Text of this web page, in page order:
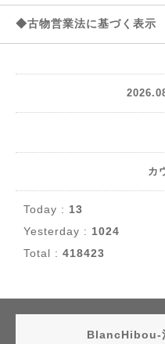
◆古物営業法に基づく表示
カ
Today : 13
Yesterday : 1024
Total : 418423
BlancHibou-